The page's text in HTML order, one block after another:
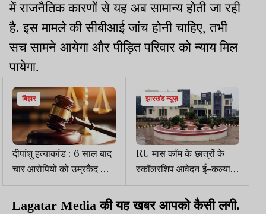
में राजनैतिक कारणों से यह अब सामान्य होती जा रही
है. इस मामले की सीबीआई जांच होनी चाहिए, तभी
सच सामने आयेगा और पीड़ित परिवार को न्याय मिल
पायेगा.
बिहार
दीपांशु हत्याकांड : 6 साल बाद
चार आरोपियों को उम्रकैद की
सजा
झारखंड न्यूज़
RU मास कॉम के छात्रों के
स्कॉलरशिप आवेदन ई-कल्याण
पोर्टल पर अटके
Lagatar Media की यह खबर आपको कैसी लगी.